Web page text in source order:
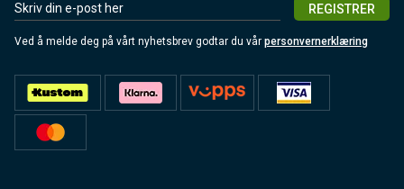
REGISTRER
Ved å melde deg på vårt nyhetsbrev godtar du vår personvernerklæring